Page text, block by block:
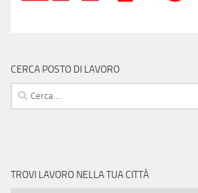
CERCA POSTO DI LAVORO
Ricerca
per:
TROVI LAVORO NELLA TUA CITTÀ